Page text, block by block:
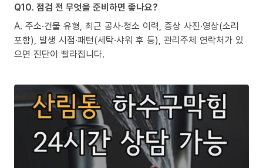
Q10. 점검 전 무엇을 준비하면 좋나요?
A. 주소·건물 유형, 최근 공사·청소 이력, 증상 사진·영상(소리
포함), 발생 시점·패턴(세탁·샤워 후 등), 관리주체 연락처가 있
으면 진단이 빨라집니다.